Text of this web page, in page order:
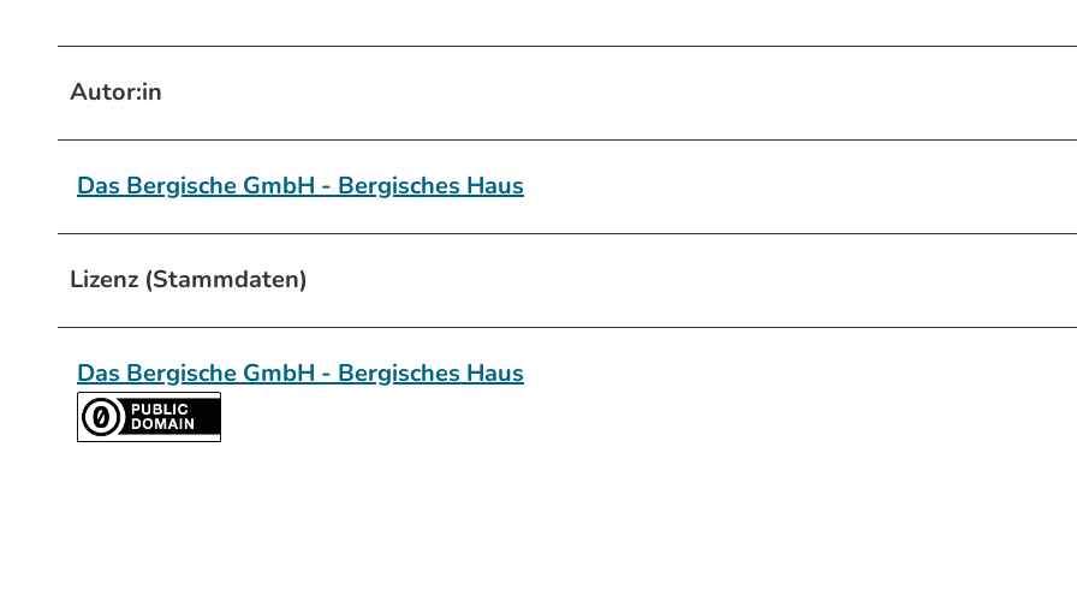
Autor:in
Das Bergische GmbH - Bergisches Haus
Lizenz (Stammdaten)
Das Bergische GmbH - Bergisches Haus